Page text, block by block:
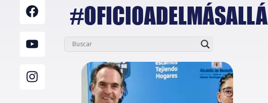
#OFICIOADELMÁSALLÁ